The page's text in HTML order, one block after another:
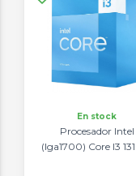
En stock
Procesador Intel
(lga1700) Core I3